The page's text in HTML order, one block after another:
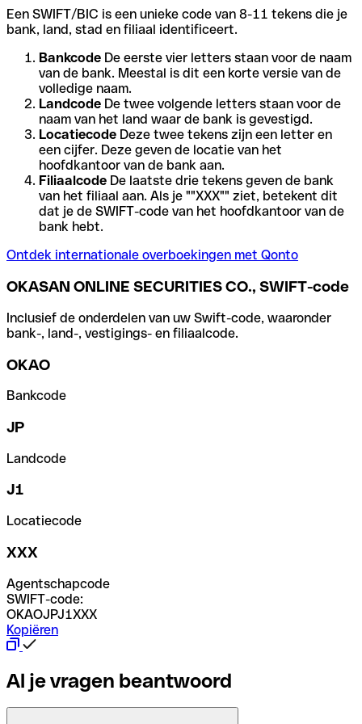
Een SWIFT/BIC is een unieke code van 8-11 tekens die je
bank, land, stad en filiaal identificeert.
Bankcode De eerste vier letters staan voor de naam
van de bank. Meestal is dit een korte versie van de
volledige naam.
Landcode De twee volgende letters staan voor de
naam van het land waar de bank is gevestigd.
Locatiecode Deze twee tekens zijn een letter en
een cijfer. Deze geven de locatie van het
hoofdkantoor van de bank aan.
Filiaalcode De laatste drie tekens geven de bank
van het filiaal aan. Als je ""XXX"" ziet, betekent dit
dat je de SWIFT-code van het hoofdkantoor van de
bank hebt.
Ontdek internationale overboekingen met Qonto
OKASAN ONLINE SECURITIES CO., SWIFT-code
Inclusief de onderdelen van uw Swift-code, waaronder
bank-, land-, vestigings- en filiaalcode.
OKAO
Bankcode
JP
Landcode
J1
Locatiecode
XXX
Agentschapcode
SWIFT-code:
OKAOJPJ1XXX
Kopiëren
Al je vragen beantwoord